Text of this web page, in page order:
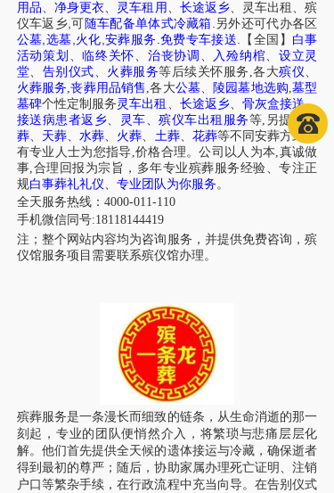
用品、 净身更衣、 灵车租用 、 长途返乡、 灵车出租 、殡
仪车返乡 可 随车配备单体式冷藏箱 另外还可代办各区
公墓 选墓 火化 安葬服务 免费专车接送 【全国】 白事
活动策划 、临终关怀、 治丧协调 、 入殓纳棺、 设立灵
堂、 告别仪式、 火葬服务等后续关怀服务,各大殡仪、
火葬服务,丧葬用品销售,各大公墓、 陵园墓地选购,墓型
墓碑个性定制服务 灵车出租 、 长途返乡、 骨灰盒接送、
接送病患者返乡、 灵车、殡仪车出租服务等,另提供树
葬、 天葬、水葬、 火葬、 土葬、 花葬等不同安葬方式，
有专业人士为您指导,价格合理。公司以人为本,真诚做
事,合理回报为宗旨，多年专业殡葬服务经验、专注正
规白事葬礼礼仪、 专业团队为你服务。
全天服务热线：4000-011-110
手机微信同号:18118144419
注；整个网站内容均为咨询服务，并提供免费咨询，殡
仪馆服务项目需要联系殡仪馆办理。
殡葬服务是一条漫长而细致的链条，从生命消逝的那一
刻起，专业的团队便悄然介入，将繁琐与悲痛层层化
解。他们首先提供全天候的遗体接运与冷藏，确保逝者
得到最初的尊严；随后，协助家属办理死亡证明、注销
户口等繁杂手续，在行政流程中充当向导。在告别仪式